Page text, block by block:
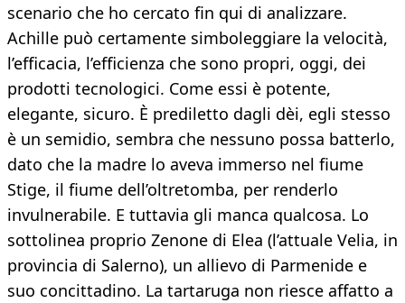
scenario che ho cercato fin qui di analizzare.
Achille può certamente simboleggiare la velocità,
l’efficacia, l’efficienza che sono propri, oggi, dei
prodotti tecnologici. Come essi è potente,
elegante, sicuro. È prediletto dagli dèi, egli stesso
è un semidio, sembra che nessuno possa batterlo,
dato che la madre lo aveva immerso nel fiume
Stige, il fiume dell’oltretomba, per renderlo
invulnerabile. E tuttavia gli manca qualcosa. Lo
sottolinea proprio Zenone di Elea (l’attuale Velia, in
provincia di Salerno), un allievo di Parmenide e
suo concittadino. La tartaruga non riesce affatto a